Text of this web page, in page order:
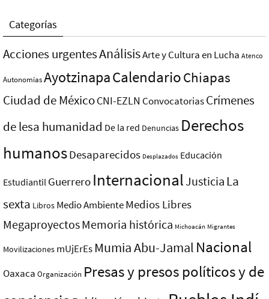
Categorías
Acciones urgentesAnálisisArte y Cultura en Lucha Atenco
AutonomíasAyotzinapaCalendarioChiapas
Ciudad de MéxicoCNI-EZLN ConvocatoriasCrímenes
de lesa humanidad De la red Denuncias Derechos
humanosDesaparecidos Desplazados Educación
Estudiantil Guerrero InternacionalJusticia La
sexta Libros Medio AmbienteMedios Libres
MegaproyectosMemoria histórica Michoacán Migrantes
Movilizaciones mUjErEs Mumia Abu-Jamal Nacional
Oaxaca Organización Presas y presos polí­ticos y de